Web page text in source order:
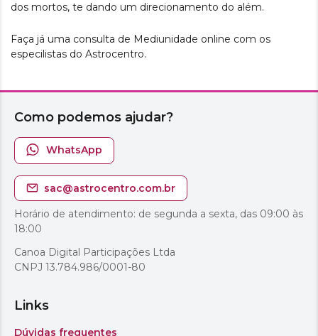
dos mortos, te dando um direcionamento do além.
Faça já uma consulta de Mediunidade online com os
especilistas do Astrocentro.